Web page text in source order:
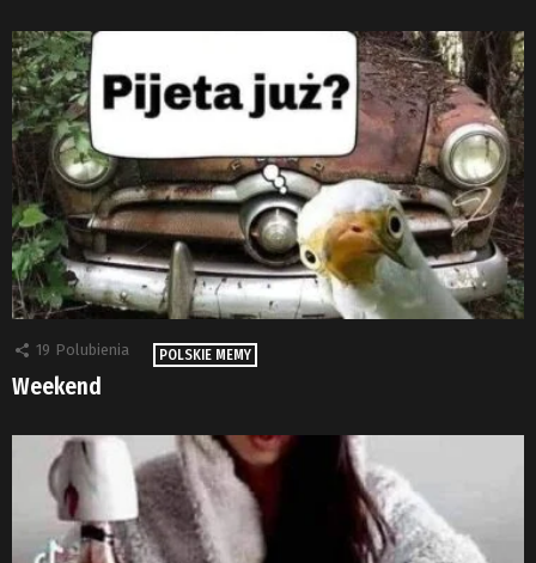
19 Polubienia POLSKIE MEMY
Weekend